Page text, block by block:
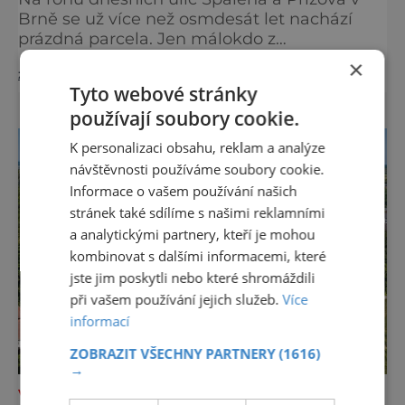
Brně se už více než osmdesát let nachází
prázdná parcela. Jen málokdo z
kolemjdoucích tuší, že právě zde stála jedna
z největších synagog v českých zemích –
monumentální stavba, která byla po
desetiletí symbolem sebevědomé a
prosperující židovské komunity. Brněnská
Velká synagoga byla slavnostně otevřena v
roce 1856, v době, kdy se město proměňovalo
zobrazit více >>
VÝLETY ZA POZNÁNÍM
×
Tyto webové stránky
používají soubory cookie.
K personalizaci obsahu, reklam a analýze
návštěvnosti používáme soubory cookie.
Informace o vašem používání našich
stránek také sdílíme s našimi reklamními
a analytickými partnery, kteří je mohou
kombinovat s dalšími informacemi, které
jste jim poskytli nebo které shromáždili
při vašem používání jejich služeb.Více
informací
ZOBRAZIT VŠECHNY PARTNERY(1616)
→